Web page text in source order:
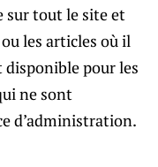
sur tout le site et
les articles où il
disponible pour les
ne sont
d’administration.